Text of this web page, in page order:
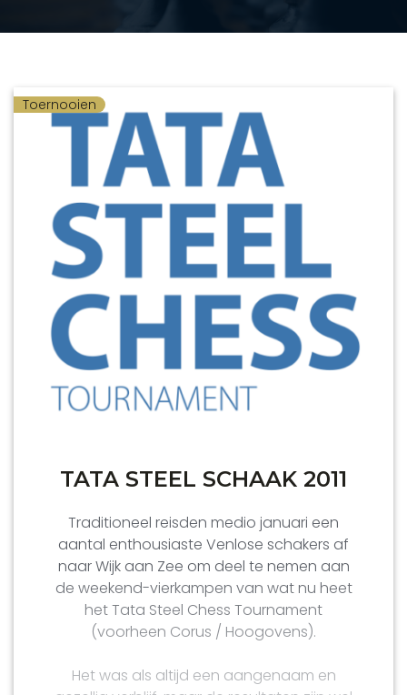
Toernooien
TATA STEEL SCHAAK 2011
Traditioneel reisden medio januari een
aantal enthousiaste Venlose schakers af
naar Wijk aan Zee om deel te nemen aan
de weekend-vierkampen van wat nu heet
het Tata Steel Chess Tournament
(voorheen Corus / Hoogovens).
Het was als altijd een aangenaam en